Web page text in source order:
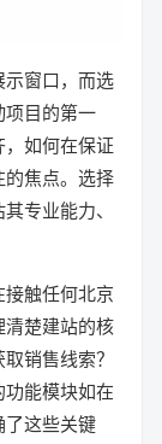
示窗口，而选
项目的第一
如何在保证
的焦点。选择
专业能力、
接触任何北京
清楚建站的核
销售线索？
功能模块如在
了这些关键